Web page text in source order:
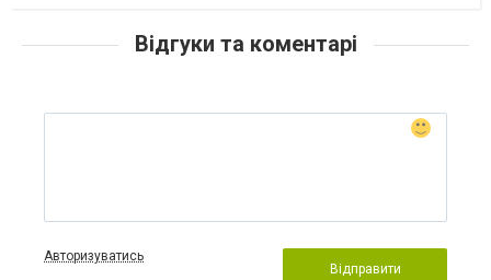
Відгуки та коментарі
Авторизуватись
Відправити